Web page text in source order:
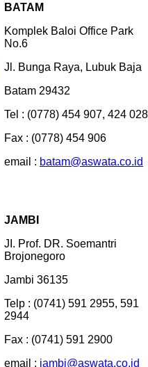
BATAM
Komplek Baloi Office Park
No.6
Jl. Bunga Raya, Lubuk Baja
Batam 29432
Tel : (0778) 454 907, 424 028
Fax : (0778) 454 906
email : batam@aswata.co.id
JAMBI
JI. Prof. DR. Soemantri
Brojonegoro
Jambi 36135
Telp : (0741) 591 2955, 591
2944
Fax : (0741) 591 2900
email : jambi@aswata.co.id